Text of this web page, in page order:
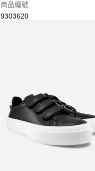
Apple Pay
運送方式
全家取貨付款
每筆NT$80，滿NT$2,000(含
商品編號
9303620
商品相關分類 (4)
J/SLIDES
客服